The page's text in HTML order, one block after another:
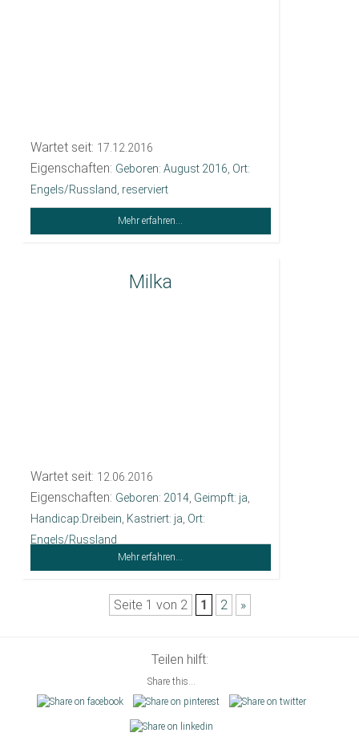
Wartet seit: 17.12.2016
Eigenschaften: Geboren: August 2016 Ort:
Engels/Russland reserviert
Mehr erfahren...
Milka
Wartet seit: 12.06.2016
Eigenschaften: Geboren: 2014, Geimpft: ja
Handicap:Dreibein Kastriert: ja Ort:
Engels/Russland
Mehr erfahren...
Seite 1 von 2 1 2 »
Teilen hilft:
Share this...